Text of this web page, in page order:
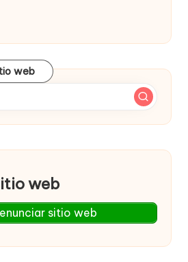
web
web
sitio web